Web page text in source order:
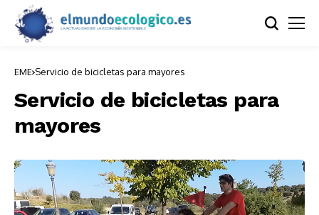
EME Servicio de bicicletas para mayores
Servicio de bicicletas para
mayores